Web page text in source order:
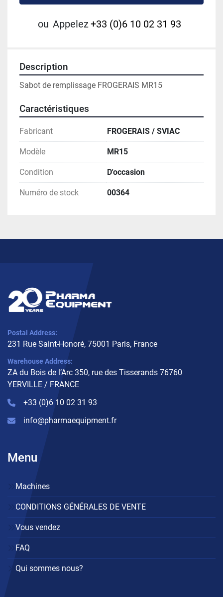
ou Appelez+33 (0)6 10 02 31 93
Description
Sabot de remplissage FROGERAIS MR15
Caractéristiques
Fabricant FROGERAIS / SVIAC
Modèle MR15
Condition D'occasion
Numéro de stock 00364
Postal Address:
231 Rue Saint-Honoré, 75001 Paris, France
Warehouse Address:
ZA du Bois de l’Arc 350, rue des Tisserands 76760
YERVILLE / FRANCE
+33 (0)6 10 02 31 93
info@pharmaequipment.fr
Menu
Machines
CONDITIONS GÉNÉRALES DE VENTE
Vous vendez
FAQ
Qui sommes nous?